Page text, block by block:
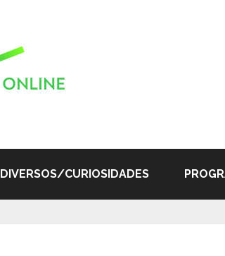
DIVERSOS/CURIOSIDADES